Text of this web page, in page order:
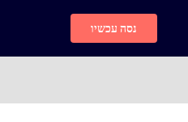
נסה עכשיו